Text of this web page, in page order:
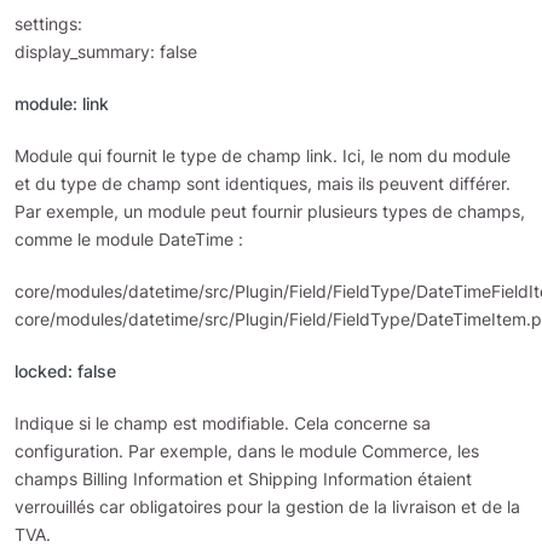
settings:
display_summary: false
module: link
Module qui fournit le type de champ link. Ici, le nom du module
et du type de champ sont identiques, mais ils peuvent différer.
Par exemple, un module peut fournir plusieurs types de champs,
comme le module DateTime :
core/modules/datetime/src/Plugin/Field/FieldType/
core/modules/datetime/src/Plugin/Field/FieldType/
locked: false
Indique si le champ est modifiable. Cela concerne sa
configuration. Par exemple, dans le module Commerce, les
champs Billing Information et Shipping Information étaient
verrouillés car obligatoires pour la gestion de la livraison et de la
TVA.